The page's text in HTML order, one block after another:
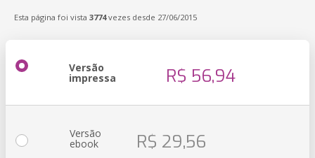
Esta página foi vista 3774vezes desde 27/06/2015
Versão
impressa R$ 56,94
Versão
ebook R$ 29,56